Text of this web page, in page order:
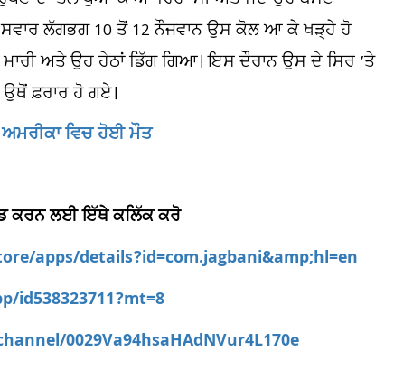
ਲੱਗਭਗ 10 ਤੋਂ 12 ਨੌਜਵਾਨ ਉਸ ਕੋਲ ਆ ਕੇ ਖੜ੍ਹੇ ਹੋ
ਅਤੇ ਉਹ ਹੇਠਾਂ ਡਿੱਗ ਗਿਆ। ਇਸ ਦੌਰਾਨ ਉਸ ਦੇ ਸਿਰ ’ਤੇ
ਫ਼ਰਾਰ ਹੋ ਗਏ।
ਅਮਰੀਕਾ ਵਿਚ ਹੋਈ ਮੌਤ
ਕਰਨ ਲਈ ਇੱਥੇ ਕਲਿੱਕ ਕਰੋ
apps/details?id=com.jagbani&amp;hl=en
id538323711?mt=8
0029Va94hsaHAdNVur4L170e
ਦਿੱਗਜ ਅਦਾਕਾਰ ਮਿਥੁਨ ਚੱਕਰਵਰਤੀ ਦੀ ਹੋਈ
ਸਰਜਰੀ, ਹਾਲ ਜਾਣਨ ਲਈ ਹਸਪਤਾਲ ਪਹੁੰਚੇ...